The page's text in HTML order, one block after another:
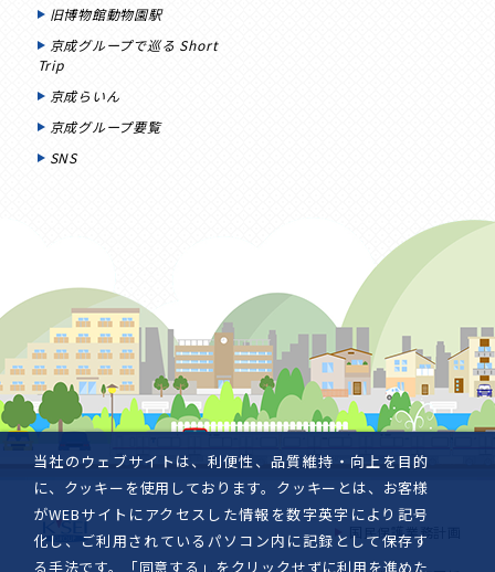
旧博物館動物園駅
京成グループで巡る Short
Trip
京成らいん
京成グループ要覧
SNS
国民保護業務計画
当社のウェブサイトは、利便性、品質維持・向上を目的
に、クッキーを使用しております。クッキーとは、お客様
がWEBサイトにアクセスした情報を数字英字により記号
化し、ご利用されているパソコン内に記録として保存す
る手法です。「同意する」をクリックせずに利用を進めた